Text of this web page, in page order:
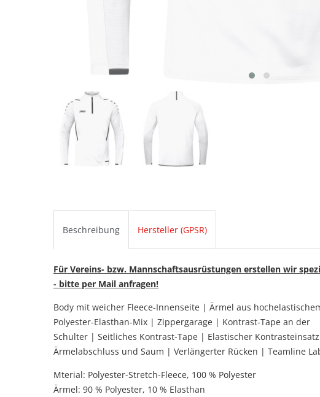
Beschreibung Hersteller (GPSR)
Für Vereins- bzw. Mannschaftsausrüstungen erstellen wir
- bitte per Mail anfragen!
Body mit weicher Fleece-Innenseite | Ärmel aus
Polyester-Elasthan-Mix | Zippergarage | Kontrast-Tape an der
Schulter | Seitliches Kontrast-Tape | Elastischer
Ärmelabschluss und Saum | Verlängerter Rücken | Teamline
Mterial: Polyester-Stretch-Fleece, 100 % Polyester
Ärmel: 90 % Polyester, 10 % Elasthan